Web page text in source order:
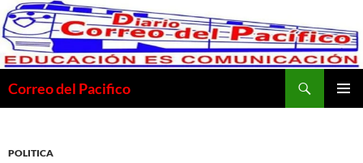
Saltar
al
contenido
Correo del Pacifico
POLITICA